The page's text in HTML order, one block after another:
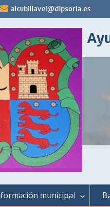
alcubillavel@dipsoria.es
municipal